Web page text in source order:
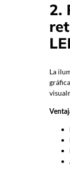
2.
La